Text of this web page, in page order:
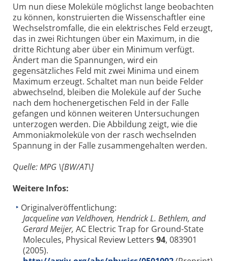
Um nun diese Moleküle möglichst lange beobachten
zu können, konstruierten die Wissenschaftler eine
Wechselstromfalle, die ein elektrisches Feld erzeugt,
das in zwei Richtungen über ein Maximum, in die
dritte Richtung aber über ein Minimum verfügt.
Ändert man die Spannungen, wird ein
gegensätzliches Feld mit zwei Minima und einem
Maximum erzeugt. Schaltet man nun beide Felder
abwechselnd, bleiben die Moleküle auf der Suche
nach dem hochenergetischen Feld in der Falle
gefangen und können weiteren Untersuchungen
unterzogen werden. Die Abbildung zeigt, wie die
Ammoniakmoleküle von der rasch wechselnden
Spannung in der Falle zusammengehalten werden.
Quelle: MPG \[BW/AT\]
Weitere Infos:
Originalveröffentlichung:
Jacqueline van Veldhoven, Hendrick L. Bethlem, and
Gerard Meijer, AC Electric Trap for Ground-State
Molecules, Physical Review Letters 94, 083901
(2005).